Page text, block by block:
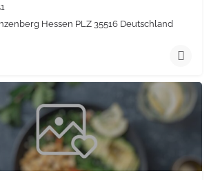
Hessen PLZ 35516 Deutschland